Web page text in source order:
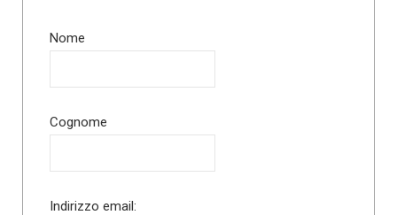
Nome
Cognome
Indirizzo email: